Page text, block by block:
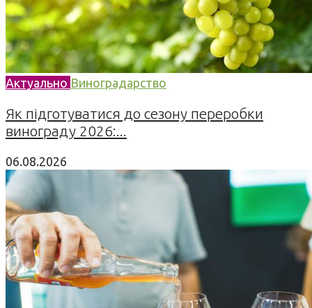
Актуально Виноградарство
Як підготуватися до сезону переробки
винограду 2026:...
06.08.2026